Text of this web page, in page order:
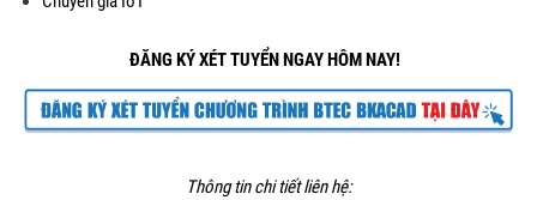
ĐĂNG KÝ XÉT TUYỂN NGAY HÔM NAY!
Thông tin chi tiết liên hệ: